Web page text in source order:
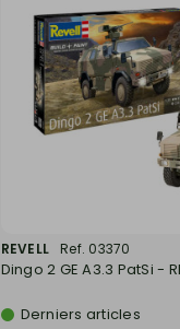
REVELL Ref. 03370
Dingo 2 GE A3.3 PatSi -
Derniers articles